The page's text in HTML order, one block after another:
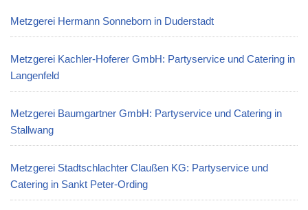
Metzgerei Hermann Sonneborn in Duderstadt
Metzgerei Kachler-Hoferer GmbH: Partyservice und Catering in
Langenfeld
Metzgerei Baumgartner GmbH: Partyservice und Catering in
Stallwang
Metzgerei Stadtschlachter Claußen KG: Partyservice und
Catering in Sankt Peter-Ording